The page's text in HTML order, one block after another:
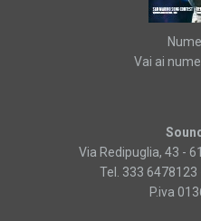
Vai ai
Via Redipuglia, 43 -
Tel. 333 6478123
P.iva